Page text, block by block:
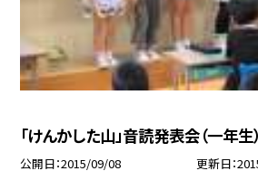
「けんかした山」音読発表会（一年生）
公開日 2015/09/08 更新日